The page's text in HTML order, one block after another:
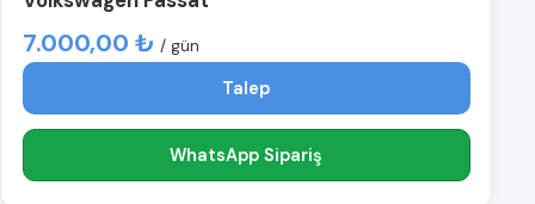
7.000,00 ₺ / gün
Talep
WhatsApp Sipariş